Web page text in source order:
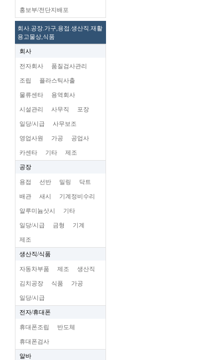
홍보부/전단지배포
회사.공장.가구,용접.생산직.재활
용고물상,식품
회사
전자회사 품질검사관리
조립 플라스틱사출
물류센타 용역회사
시설관리 사무직 포장
일당/시급 사무보조
영업사원 가공 공업사
카센타 기타 제조
공장
용접 선반 밀링 닥트
배관 새시 기계정비수리
알루미늄삿시 기타
일당/시급 금형 기계
제조
생산직/식품
자동차부품 제조 생산직
김치공장 식품 가공
일당/시급
전자/휴대폰
휴대폰조립 반도체
휴대폰검사
알바